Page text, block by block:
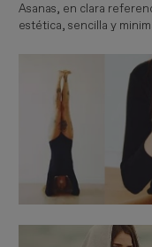
Asanas, en clara
estética, sencilla y